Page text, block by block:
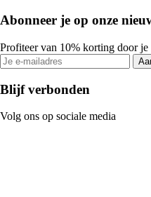
Abonneer je op onze
Profiteer van 10% korting door
Blijf verbonden
Volg ons op sociale media